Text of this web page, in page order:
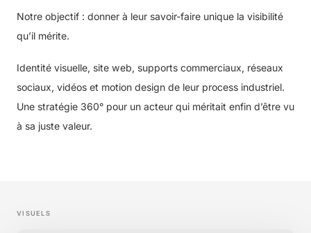
Notre objectif : donner à leur savoir-faire unique la visibilité
qu’il mérite.
Identité visuelle, site web, supports commerciaux, réseaux
sociaux, vidéos et motion design de leur process industriel.
Une stratégie 360° pour un acteur qui méritait enfin d’être vu
à sa juste valeur.
VISUELS